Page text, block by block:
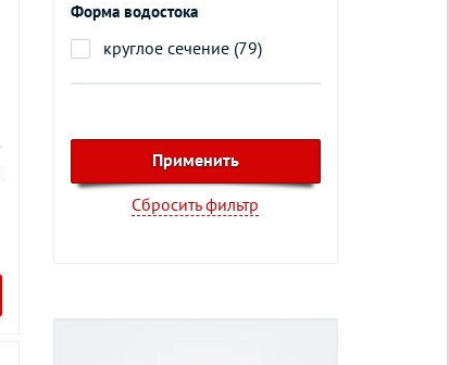
Форма водостока
круглое сечение (79)
Сбросить фильтр